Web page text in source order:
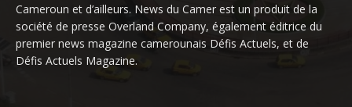
Cameroun et d’ailleurs. News du Camer est un produit de la
société de presse Overland Company, également éditrice du
premier news magazine camerounais Défis Actuels, et de
Défis Actuels Magazine.